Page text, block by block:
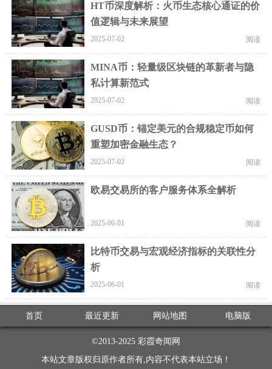
HT币深度解析：火币生态核心通证的价
值逻辑与未来展望
2025-07-02 阅读
MINA币：轻量级区块链的革新者与隐
私计算新范式
2025-07-02 阅读
GUSD币：锚定美元的合规稳定币如何
重塑加密金融生态？
2025-07-02 阅读
欧易交易所的客户服务体系全解析
2025-06-01 阅读
比特币交易与宏观经济指标的关联性分
析
2025-06-01 阅读
首页 最近更新 网站地图 电脑版
©2013-2025 彩霞奇闻网
本站文章版权归原作者所有,内容不代表本站立场！